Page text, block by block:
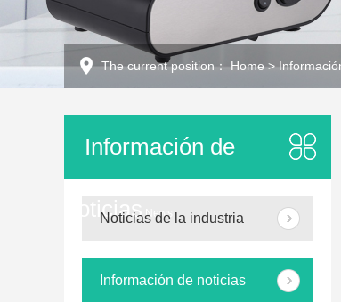
The current position：Home>
Información de
noticias News
Noticias de la industria
Información de noticias